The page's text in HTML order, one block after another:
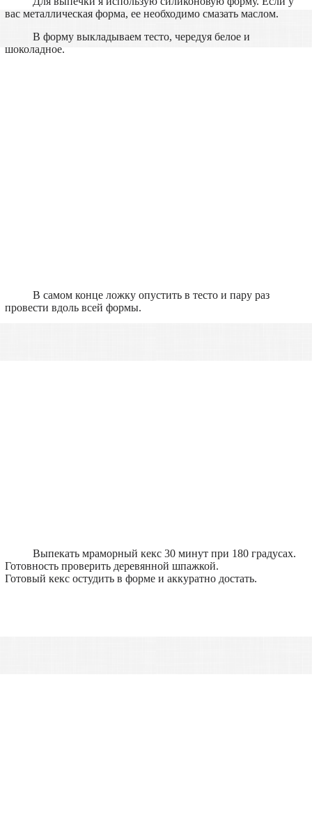
вас металлическая форма, ее необходимо смазать маслом.
В форму выкладываем тесто, чередуя белое и
шоколадное.
В самом конце ложку опустить в тесто и пару раз
провести вдоль всей формы.
Выпекать мраморный кекс 30 минут при 180 градусах.
Готовность проверить деревянной шпажкой.
Готовый кекс остудить в форме и аккуратно достать.